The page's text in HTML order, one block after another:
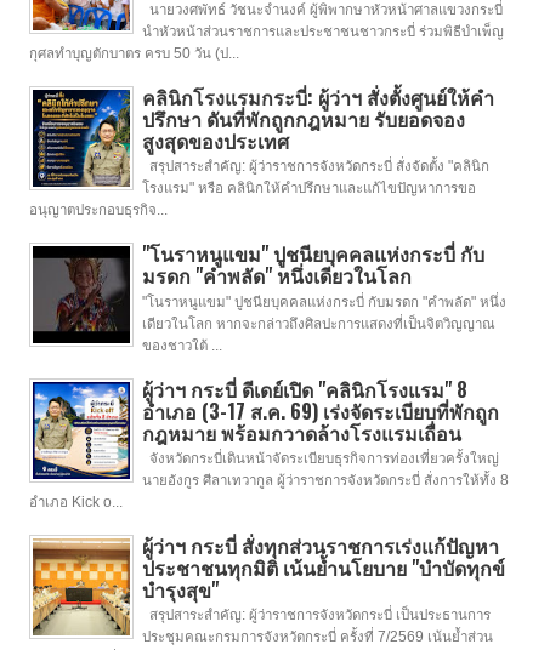
นายวงศพัทธ์ วัชนะจำนงค์ ผู้พิพากษาหัวหน้าศาลแขวงกระบี่
นำหัวหน้าส่วนราชการและประชาชนชาวกระบี่ ร่วมพิธีบำเพ็ญ
กุศลทำบุญตักบาตร ครบ 50 วัน (ป...
คลินิกโรงแรมกระบี่: ผู้ว่าฯ สั่งตั้งศูนย์ให้คำ
ปรึกษา ดันที่พักถูกกฎหมาย รับยอดจอง
สูงสุดของประเทศ
สรุปสาระสำคัญ: ผู้ว่าราชการจังหวัดกระบี่ สั่งจัดตั้ง "คลินิก
โรงแรม" หรือ คลินิกให้คำปรึกษาและแก้ไขปัญหาการขอ
อนุญาตประกอบธุรกิจ...
"โนราหนูแขม" ปูชนียบุคคลแห่งกระบี่ กับ
มรดก "คำพลัด" หนึ่งเดียวในโลก
"โนราหนูแขม" ปูชนียบุคคลแห่งกระบี่ กับมรดก "คำพลัด" หนึ่ง
เดียวในโลก หากจะกล่าวถึงศิลปะการแสดงที่เป็นจิตวิญญาณ
ของชาวใต้ ...
ผู้ว่าฯ กระบี่ ดีเดย์เปิด "คลินิกโรงแรม" 8
อำเภอ (3-17 ส.ค. 69) เร่งจัดระเบียบที่พักถูก
กฎหมาย พร้อมกวาดล้างโรงแรมเถื่อน
จังหวัดกระบี่เดินหน้าจัดระเบียบธุรกิจการท่องเที่ยวครั้งใหญ่
นายอังกูร ศีลาเทวากูล ผู้ว่าราชการจังหวัดกระบี่ สั่งการให้ทั้ง 8
อำเภอ Kick o...
ผู้ว่าฯ กระบี่ สั่งทุกส่วนราชการเร่งแก้ปัญหา
ประชาชนทุกมิติ เน้นย้ำนโยบาย "บำบัดทุกข์
บำรุงสุข"
สรุปสาระสำคัญ: ผู้ว่าราชการจังหวัดกระบี่ เป็นประธานการ
ประชุมคณะกรมการจังหวัดกระบี่ ครั้งที่ 7/2569 เน้นย้ำส่วน